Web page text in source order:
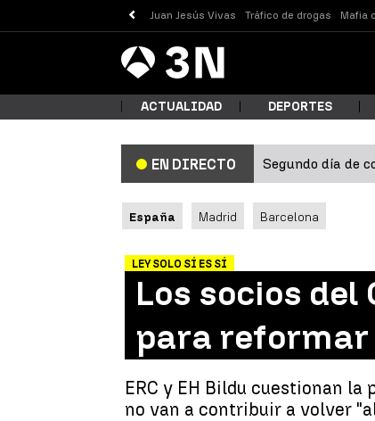
Juan Jesús Vivas Tráfico de drogas Mafia
Antena
3 Noticias
ACTUALIDAD DEPORTES
EN DIRECTO Segundo día de
España Madrid Barcelona
LEY SOLO SÍ ES SÍ
Los socios del
para reformar
ERC y EH Bildu cuestionan la
no van a contribuir a volver